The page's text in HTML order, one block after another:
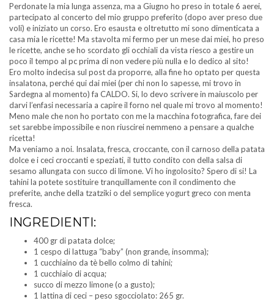
Perdonate la mia lunga assenza, ma a Giugno ho preso in totale 6 aerei,
partecipato al concerto del mio gruppo preferito (dopo aver preso due
voli) e iniziato un corso. Ero esausta e oltretutto mi sono dimenticata a
casa mia le ricette! Ma stavolta mi fermo per un mese dai miei, ho preso
le ricette, anche se ho scordato gli occhiali da vista riesco a gestire un
poco il tempo al pc prima di non vedere più nulla e lo dedico al sito!
Ero molto indecisa sul post da proporre, alla fine ho optato per questa
insalatona, perché qui dai miei (per chi non lo sapesse, mi trovo in
Sardegna al momento) fa CALDO. Si, lo devo scrivere in maiuscolo per
darvi l’enfasi necessaria a capire il forno nel quale mi trovo al momento!
Meno male che non ho portato con me la macchina fotografica, fare dei
set sarebbe impossibile e non riuscirei nemmeno a pensare a qualche
ricetta!
Ma veniamo a noi. Insalata, fresca, croccante, con il carnoso della patata
dolce e i ceci croccanti e speziati, il tutto condito con della salsa di
sesamo allungata con succo di limone. Vi ho ingolosito? Spero di si! La
tahini la potete sostituire tranquillamente con il condimento che
preferite, anche della tzatziki o del semplice yogurt greco con menta
fresca.
INGREDIENTI:
400 gr di patata dolce;
1 cespo di lattuga “baby” (non grande, insomma);
1 cucchiaino da tè bello colmo di tahini;
1 cucchiaio di acqua;
succo di mezzo limone (o a gusto);
1 lattina di ceci – peso sgocciolato: 265 gr.